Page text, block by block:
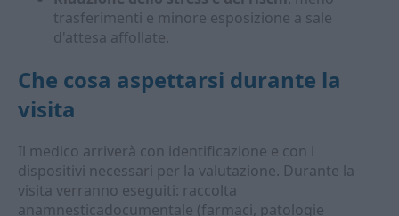
trasferimenti e minore esposizione a sale
d'attesa affollate.
Che cosa aspettarsi durante la
visita
Il medico arriverà con identificazione e con i
dispositivi necessari per la valutazione. Durante la
visita verranno eseguiti: raccolta
anamnesticadocumentale (farmaci, patologie